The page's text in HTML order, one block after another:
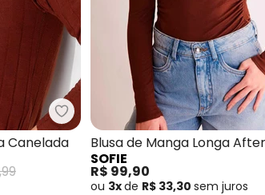
(Marrom)
Quintess - Blusa (Marrom) em
Canelada
Blusa de Manga Longa
Ribana (Marrom)
SOFIE
R$ 99,90
ou 3xde R$ 33,30 sem juros